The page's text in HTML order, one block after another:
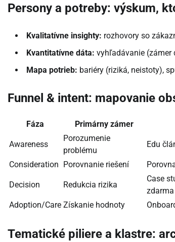
Persony a potreby: výskum,
Kvalitatívne insighty: rozhovory so
Kvantitatívne dáta: vyhľadávanie (zámer
Mapa potrieb: bariéry (riziká, neistoty),
Funnel & intent: mapovanie
Fáza Primárny zámer
Awareness
Porozumenie
problému
Edu
Consideration
Porovnanie riešení
Decision Redukcia rizika
Case
zdarma
Adoption/Care Získanie hodnoty
Tematické piliere a klastre: